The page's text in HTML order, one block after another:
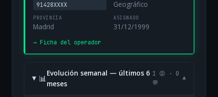
91428XXXX Geográfico
PROVINCIA
Madrid
ASIGNADO
31/12/1999
→ Ficha del operador
📊
Evolución semanal — últimos 6
meses
1 😡 · 0
💬
▾